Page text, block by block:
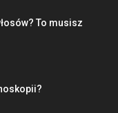
To musisz